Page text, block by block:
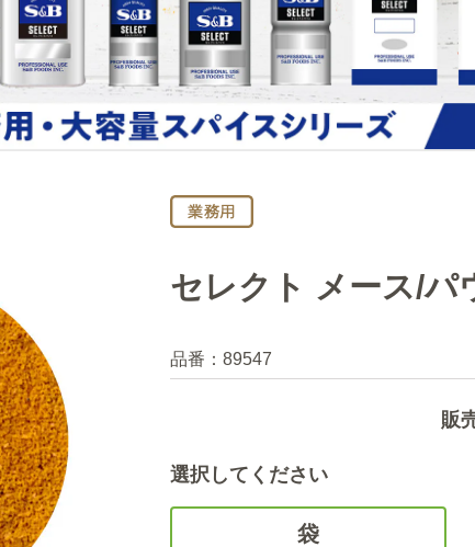
セレクト メース/パ
品番： 89547
販
選択してください
袋